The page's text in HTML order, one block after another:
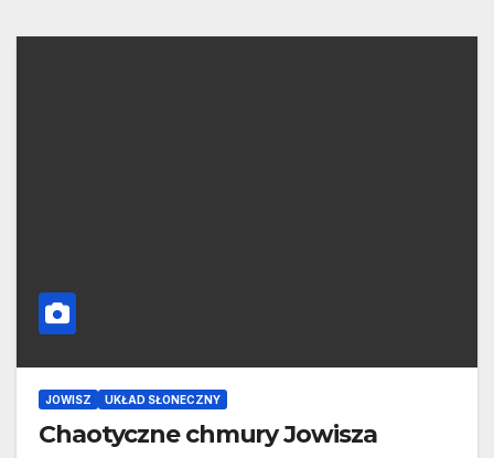
JOWISZ UKŁAD SŁONECZNY
Chaotyczne chmury Jowisza